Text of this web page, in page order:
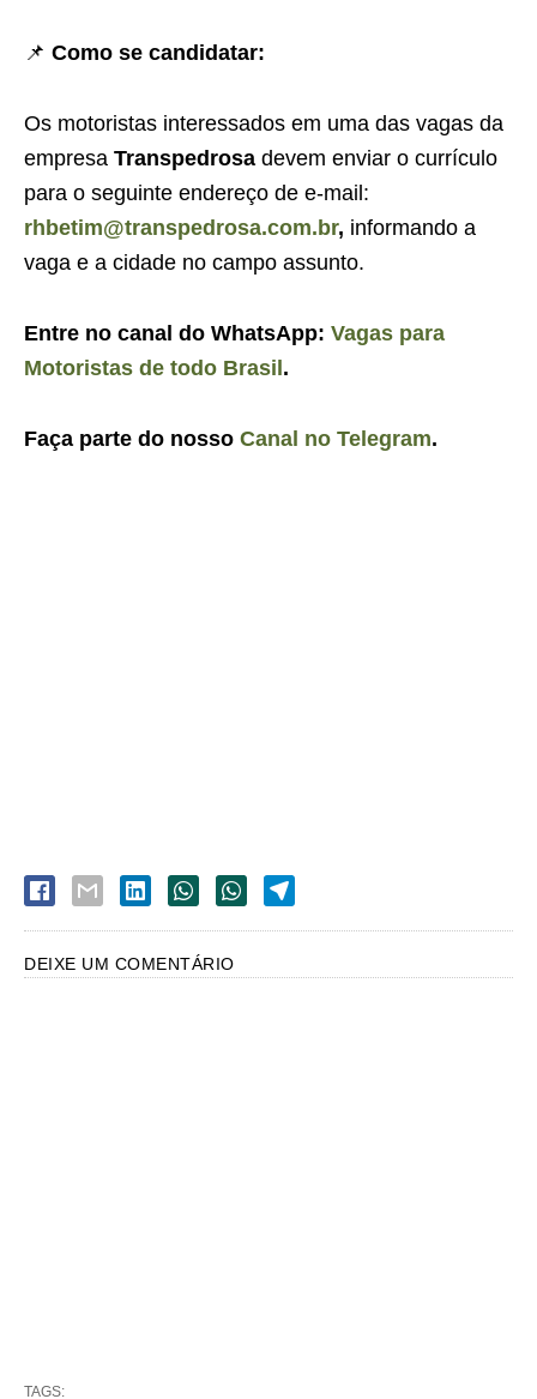
📌 Como se candidatar:
Os motoristas interessados em uma das vagas da
empresa Transpedrosa devem enviar o currículo
para o seguinte endereço de e-mail:
rhbetim@transpedrosa.com.br, informando a
vaga e a cidade no campo assunto.
Entre no canal do WhatsApp: Vagas para
Motoristas de todo Brasil.
Faça parte do nosso Canal no Telegram.
DEIXE UM COMENTÁRIO
TAGS: